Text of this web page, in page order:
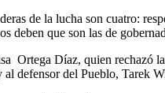
de la lucha son cuatro:
deben que son las de
Ortega Díaz, quien rechazó
defensor del Pueblo, Tarek